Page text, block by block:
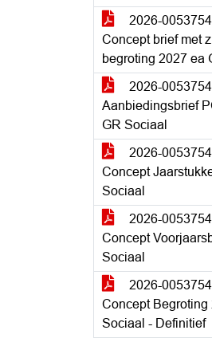
2026-
Concept brief met
begroting 2027 ea
2026-
Aanbiedingsbrief
GR Sociaal
2026-
Concept
Sociaal
2026-
Concept
Sociaal
2026-
Concept Begroting
Sociaal - Definitief